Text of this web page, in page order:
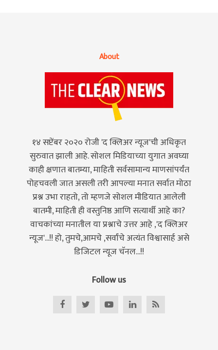
About
१४ सप्टेंबर २०२० रोजी 'द क्लिअर न्यूज'ची अधिकृत
सुरुवात झाली आहे. सोशल मिडियाच्या युगात अवघ्या
काही क्षणात बातम्या, माहिती सर्वसामान्य माणसांपर्यंत
पोहचवली जात असली तरी आपल्या मनात सर्वात मोठा
प्रश्न उभा राहतो, तो म्हणजे सोशल मीडियात आलेली
बातमी, माहिती ही वस्तुनिष्ठ आणि सत्यार्थी आहे का?
वाचकांच्या मनातील या प्रश्नाचे उत्तर आहे ,'द क्लिअर
न्यूज'...!! हो, तुमचे,आमचे ,सर्वांचे अत्यंत विश्वासार्ह असे
डिजिटल न्यूज चॅनल...!!
Follow us